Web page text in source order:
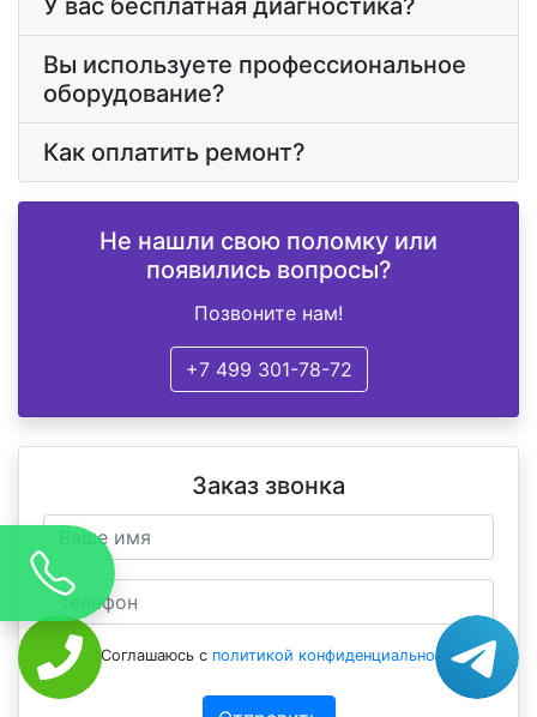
У вас бесплатная диагностика?
Вы используете профессиональное
оборудование?
Как оплатить ремонт?
Не нашли свою поломку или
появились вопросы?
Позвоните нам!
+7 499 301-78-72
Заказ звонка
Соглашаюсь с политикой конфиденциальности